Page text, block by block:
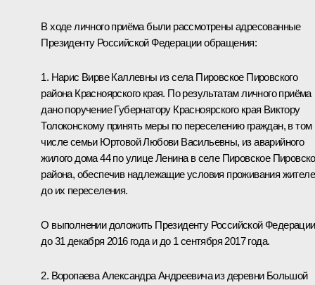
В ходе личного приёма были рассмотрены адресованные
Президенту Российской Федерации обращения:
1. Нарис Вирве Каллевны из села Пировское Пировского
района Красноярского края. По результатам личного приёма
дано поручение Губернатору Красноярского края Виктору
Толоконскому принять меры по переселению граждан, в том
числе семьи Юртовой Любови Васильевны, из аварийного
жилого дома 44 по улице Ленина в селе Пировское
района, обеспечив надлежащие условия проживания
до их переселения.
О выполнении доложить Президенту Российской Федерации
до 31 декабря 2016 года и до 1 сентября 2017 года.
2. Воропаева Александра Андреевича из деревни Большой